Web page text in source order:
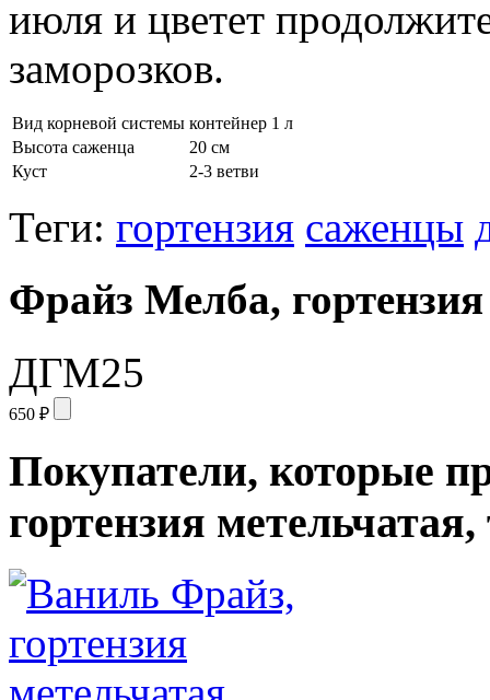
июля и цветет
заморозков.
Вид корневой системы контейнер 1 л
Высота саженца
20 см
Куст
2-3 ветви
Теги: гортензия саженцы
Фрайз Мелба, гортензия
ДГМ25
650 ₽
Покупатели, которые
гортензия